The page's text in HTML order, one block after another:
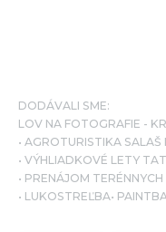
DODÁVALI SME:
LOV NA FOTOGRAFIE -
AGROTURISTIKA SALAŠ
VÝHLIADKOVÉ LETY
PRENÁJOM
LUKOSTREĽBA